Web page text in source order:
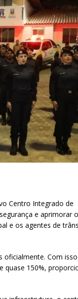
Centro Integrado de
e aprimorar o
e os agentes de
oficialmente. Com
quase 150%,